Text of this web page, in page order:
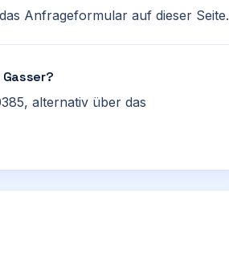
Anfrageformular auf dieser Seite.
alternativ über das